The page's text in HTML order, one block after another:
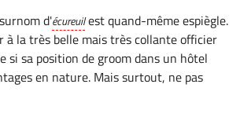
d'écureuilest quand-même espiègle.
à la très belle mais très collante officier
si sa position de groom dans un hôtel
en nature. Mais surtout, ne pas